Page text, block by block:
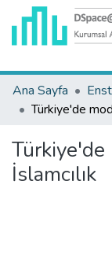
Ana Sayfa
İslamcılık